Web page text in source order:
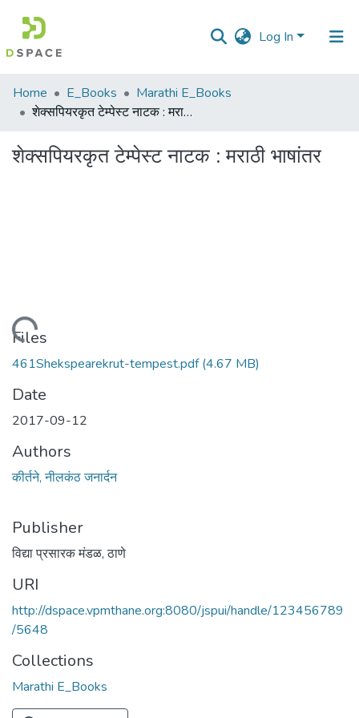
Log In
Communities
&
All of DSpace
Home E_Books
Marathi E_Books
शेक्सपियरकृत टेम्पेस्ट नाटक : मराठी भाषांतर
शेक्सपियरकृत टेम्पेस्ट नाटक : मराठी भाषांतर
Loading...
Files
461Shekspearekrut-tempest.pdf(4.67 MB)
Date
2017-09-12
Authors
कीर्तने, नीलकंठ जनार्दन
Publisher
विद्या प्रसारक मंडळ, ठाणे
URI
http://dspace.vpmthane.org:8080/jspui/handle/123456789
/5648
Collections
Marathi E_Books